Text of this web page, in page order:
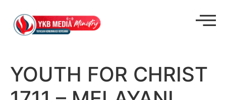
YOUTH FOR CHRIST